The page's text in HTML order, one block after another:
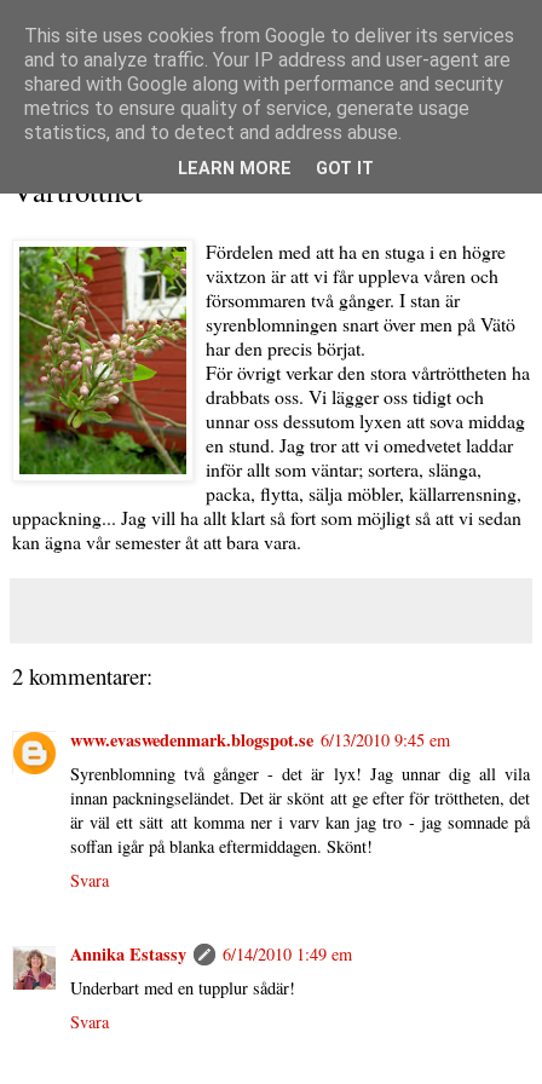
Vårtrötthet
Fördelen med att ha en stuga i en högre
växtzon är att vi får uppleva våren och
försommaren två gånger. I stan är
syrenblomningen snart över men på Vätö
har den precis börjat.
För övrigt verkar den stora vårtröttheten ha
drabbats oss. Vi lägger oss tidigt och
unnar oss dessutom lyxen att sova middag
en stund. Jag tror att vi omedvetet laddar
inför allt som väntar; sortera, slänga,
packa, flytta, sälja möbler, källarrensning,
uppackning... Jag vill ha allt klart så fort som möjligt så att vi sedan
kan ägna vår semester åt att bara vara.
2 kommentarer:
www.evaswedenmark.blogspot.se 6/13/2010 9:45 em
Syrenblomning två gånger - det är lyx! Jag unnar dig all vila
innan packningseländet. Det är skönt att ge efter för tröttheten, det
är väl ett sätt att komma ner i varv kan jag tro - jag somnade på
soffan igår på blanka eftermiddagen. Skönt!
Svara
Annika Estassy
6/14/2010 1:49 em
Underbart med en tupplur sådär!
Svara
This site uses cookies from Google to deliver its services
and to analyze traffic. Your IP address and user-agent are
shared with Google along with performance and security
metrics to ensure quality of service, generate usage
statistics, and to detect and address abuse.
LEARN MORE GOT IT